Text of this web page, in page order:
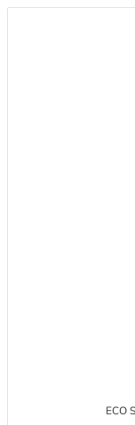
ECO